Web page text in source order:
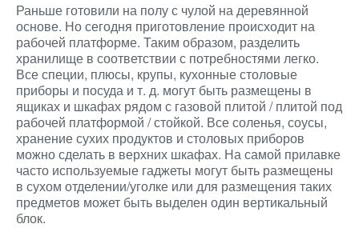
Раньше готовили на полу с чулой на деревянной
основе. Но сегодня приготовление происходит на
рабочей платформе. Таким образом, разделить
хранилище в соответствии с потребностями легко.
Все специи, плюсы, крупы, кухонные столовые
приборы и посуда и т. д. могут быть размещены в
ящиках и шкафах рядом с газовой плитой / плитой под
рабочей платформой / стойкой. Все соленья, соусы,
хранение сухих продуктов и столовых приборов
можно сделать в верхних шкафах. На самой прилавке
часто используемые гаджеты могут быть размещены
в сухом отделении/уголке или для размещения таких
предметов может быть выделен один вертикальный
блок.